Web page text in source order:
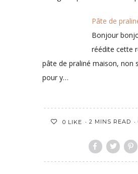
Pâte de
Bonjour
réédite cette
pâte de praliné maison, non
pour y…
0 LIKE 2 MINS READ